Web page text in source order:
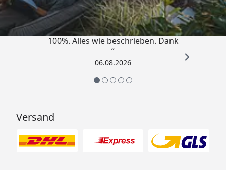
„Super schnell gelifert. Ware passt
100%. Alles wie beschrieben. Dank
“
06.08.2026
Versand